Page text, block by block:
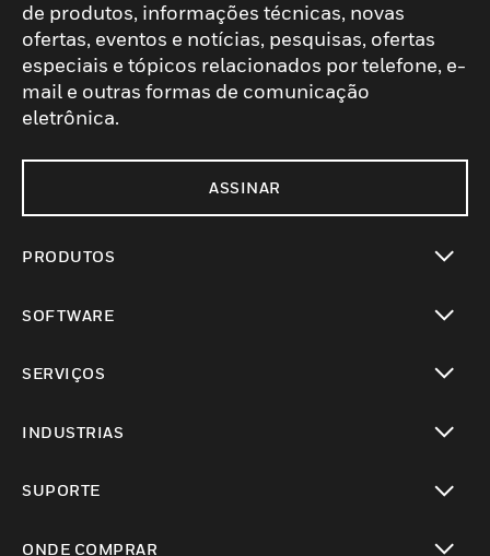
de produtos, informações técnicas, novas
ofertas, eventos e notícias, pesquisas, ofertas
especiais e tópicos relacionados por telefone, e-
mail e outras formas de comunicação
eletrônica.
ASSINAR
PRODUTOS
SOFTWARE
SERVIÇOS
INDUSTRIAS
SUPORTE
ONDE COMPRAR